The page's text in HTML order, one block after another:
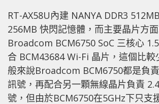
RT-AX58U內建 NANYA DDR3
256MB 快閃記憶體，而主要晶片方
Broadcom BCM6750 SoC 三核心
合 BCM43684 Wi-Fi 晶片，這個比
般來說Broadcom BCM6750都是負
訊號，再配合另一顆無線晶片負責
號，但由於BCM6750在5GHz下只支